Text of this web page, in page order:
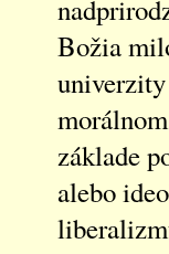
Božia
základe
alebo